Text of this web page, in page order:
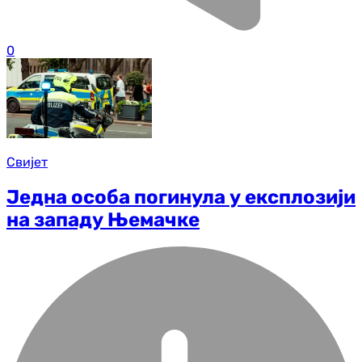
0
Свијет
Једна особа погинула у експлозији
на западу Њемачке